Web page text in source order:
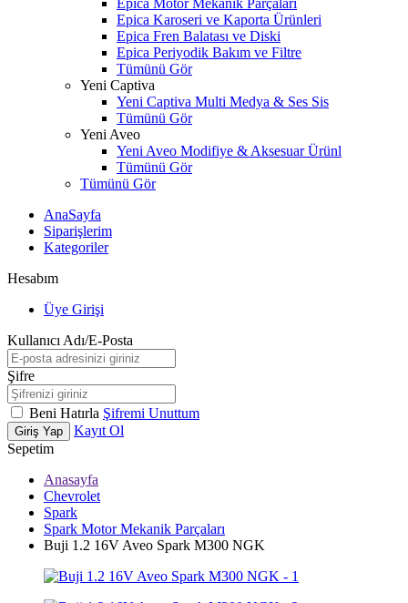
Epica Motor Mekanik Parçaları
Epica Karoseri ve Kaporta Ürünleri
Epica Fren Balatası ve Diski
Epica Periyodik Bakım ve Filtre
Tümünü Gör
Yeni Captiva
Yeni Captiva Multi Medya & Ses Sis
Tümünü Gör
Yeni Aveo
Yeni Aveo Modifiye & Aksesuar Ürünl
Tümünü Gör
Tümünü Gör
AnaSayfa
Siparişlerim
Kategoriler
Hesabım
Üye Girişi
Kullanıcı Adı/E-Posta
Şifre
Beni Hatırla Şifremi Unuttum
Giriş Yap
Kayıt Ol
Sepetim
Anasayfa
Chevrolet
Spark
Spark Motor Mekanik Parçaları
Buji 1.2 16V Aveo Spark M300 NGK